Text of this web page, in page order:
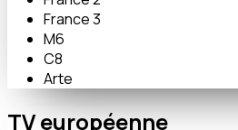
France 3
M6
C8
Arte
TV européenne